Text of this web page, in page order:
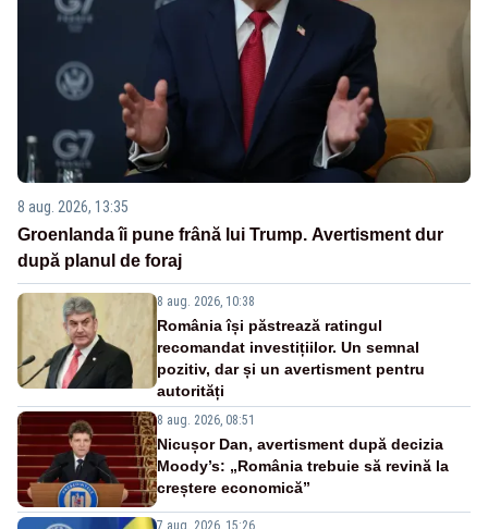
8 aug. 2026, 13:35
Groenlanda îi pune frână lui Trump. Avertisment dur
după planul de foraj
8 aug. 2026, 10:38
România își păstrează ratingul
recomandat investițiilor. Un semnal
pozitiv, dar și un avertisment pentru
autorități
8 aug. 2026, 08:51
Nicușor Dan, avertisment după decizia
Moody’s: „România trebuie să revină la
creștere economică”
7 aug. 2026, 15:26